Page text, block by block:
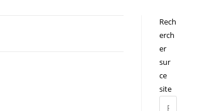
Rech
erch
er
sur
ce
site